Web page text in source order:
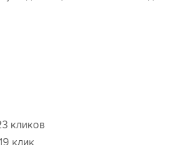
кликов
клик